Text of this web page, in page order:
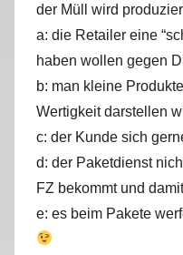
der Müll wird
a: die Retailer eine
haben wollen gegen
b: man kleine
Wertigkeit darstellen
c: der Kunde sich
d: der Paketdienst
FZ bekommt und
e: es beim Pakete